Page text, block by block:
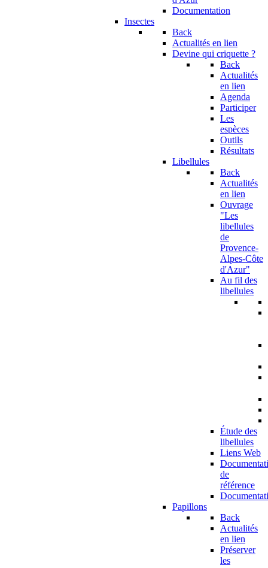
Documentation
Insectes
Back
Actualités en lien
Devine qui criquette ?
Back
Actualités
en lien
Agenda
Participer
Les
espèces
Outils
Résultats
Libellules
Back
Actualités
en lien
Ouvrage
"Les
libellules
de
Provence-
Alpes-Côte
d'Azur"
Au fil des
libellules
Étude des
libellules
Liens Web
de
référence
Papillons
Back
Actualités
en lien
Préserver
les